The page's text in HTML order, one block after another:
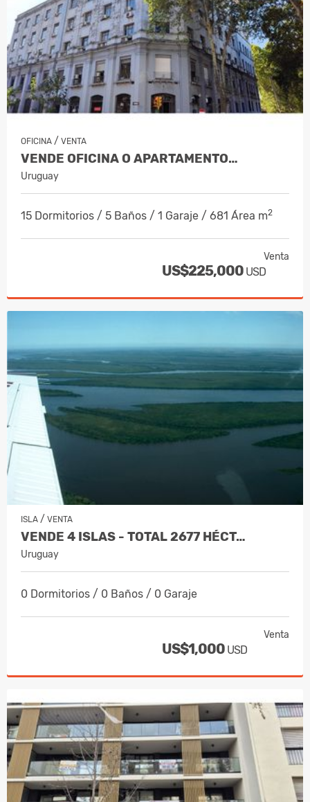
OFICINA / VENTA
VENDE OFICINA O APARTAMENTO…
Uruguay
15 Dormitorios / 5 Baños / 1 Garaje / 681 Área m2
Venta
US$225,000 USD
ISLA / VENTA
VENDE 4 ISLAS - TOTAL 2677 HÉCT…
Uruguay
0 Dormitorios / 0 Baños / 0 Garaje
Venta
US$1,000 USD